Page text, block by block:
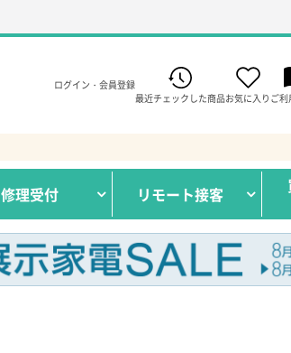
ログイン・会員登録
最近チェックした商品お気に入り ご利
修理受付 リモート接客